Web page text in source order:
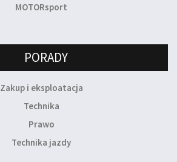
MOTORsport
PORADY
Zakup i eksploatacja
Technika
Prawo
Technika jazdy